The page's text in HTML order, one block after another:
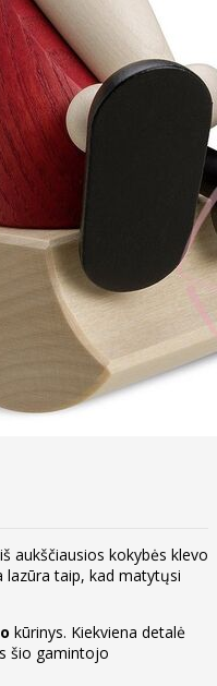
aukščiausios kokybės klevo
taip, kad matytųsi
kūrinys. Kiekviena detalė
šio gamintojo